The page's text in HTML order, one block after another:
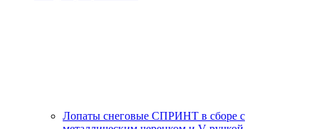
Лопаты снеговые СПРИНТ в сборе с